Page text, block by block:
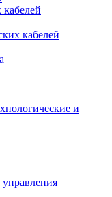
кабелей
и